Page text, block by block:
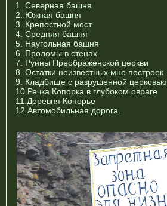
1. Северная башня
2. Южная башня
3. Крепостной мост
4. Средняя башня
5. Наугольная башня
6. Проломы в стенах
7. Руины Преображенской церкви
8. Остатки неизвестных мне построек
9. Кладбище с разрушенной церковью
10.Речка Копорка в глубоком овраге
11.Деревня Копорье
12.Автомобильная дорога.